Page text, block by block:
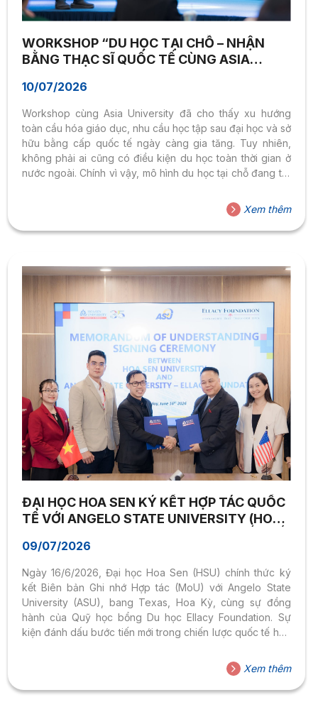
WORKSHOP “DU HỌC TẠI CHỖ – NHẬN
BẰNG THẠC SĨ QUỐC TẾ CÙNG ASIA
10/07/2026
Workshop cùng Asia University đã cho thấy xu hướng
toàn cầu hóa giáo dục, nhu cầu học tập sau đại học và sở
hữu bằng cấp quốc tế ngày càng gia tăng. Tuy nhiên,
không phải ai cũng có điều kiện du học toàn thời gian ở
nước ngoài. Chính vì vậy, mô hình du học tại chỗ đang trở
linh hoạt, tiết kiệm chi phí và vẫn đảm bảo chất lượng đào
tạo quốc tế. Ngày 03/06/2025, Workshop “Du học tại chỗ
– Nhận bằng Thạc sĩ quốc...
Xem thêm
ĐẠI HỌC HOA SEN KÝ KẾT HỢP TÁC QUỐC
TẾ VỚI ANGELO STATE UNIVERSITY (HOA
CHO SINH VIÊN
09/07/2026
Ngày 16/6/2026, Đại học Hoa Sen (HSU) chính thức ký
kết Biên bản Ghi nhớ Hợp tác (MoU) với Angelo State
University (ASU), bang Texas, Hoa Kỳ, cùng sự đồng
hành của Quỹ học bổng Du học Ellacy Foundation. Sự
kiện đánh dấu bước tiến mới trong chiến lược quốc tế hóa
tập, nghiên cứu và giao lưu học thuật dành cho sinh viên
trong môi trường giáo dục toàn cầu. Thêm cơ hội học tập
quốc tế cho sinh viên HSU Buổi lễ diễn ra với...
Xem thêm